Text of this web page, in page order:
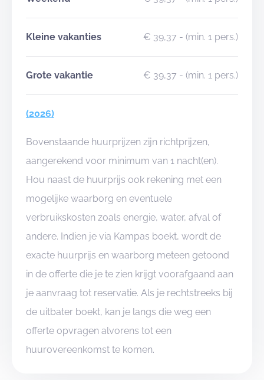
Kleine vakanties € 39,37 - (min. 1 pers.)
Grote vakantie € 39,37 - (min. 1 pers.)
(2026)
Bovenstaande huurprijzen zijn richtprijzen,
aangerekend voor minimum van 1 nacht(en).
Hou naast de huurprijs ook rekening met een
mogelijke waarborg en eventuele
verbruikskosten zoals energie, water, afval of
andere. Indien je via Kampas boekt, wordt de
exacte huurprijs en waarborg meteen getoond
in de offerte die je te zien krijgt voorafgaand aan
je aanvraag tot reservatie. Als je rechtstreeks bij
de uitbater boekt, kan je langs die weg een
offerte opvragen alvorens tot een
huurovereenkomst te komen.